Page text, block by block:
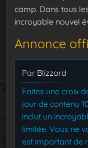
camp. Dans tous
incroyable nouvel
Annonce
Par Blizzard
Faites une croix
jour de contenu
inclut un
limitée. Vous ne
est important de